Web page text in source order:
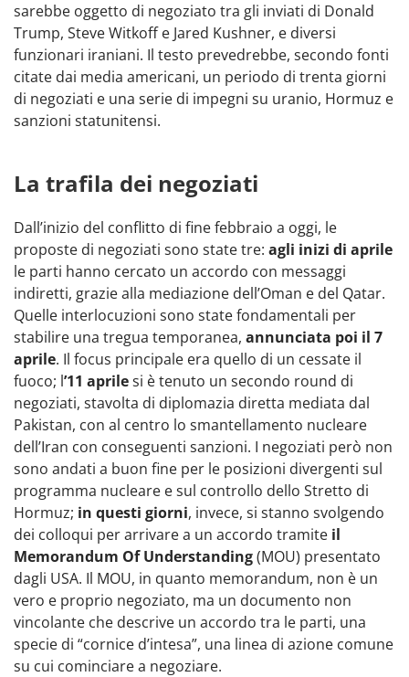
sarebbe oggetto di negoziato tra gli inviati di Donald
Trump, Steve Witkoff e Jared Kushner, e diversi
funzionari iraniani. Il testo prevedrebbe, secondo fonti
citate dai media americani, un periodo di trenta giorni
di negoziati e una serie di impegni su uranio, Hormuz e
sanzioni statunitensi.
La trafila dei negoziati
Dall’inizio del conflitto di fine febbraio a oggi, le
proposte di negoziati sono state tre: agli inizi di aprile
le parti hanno cercato un accordo con messaggi
indiretti, grazie alla mediazione dell’Oman e del Qatar.
Quelle interlocuzioni sono state fondamentali per
stabilire una tregua temporanea, annunciata poi il 7
aprile. Il focus principale era quello di un cessate il
fuoco; l’11 aprilesi è tenuto un secondo round di
negoziati, stavolta di diplomazia diretta mediata dal
Pakistan, con al centro lo smantellamento nucleare
dell’Iran con conseguenti sanzioni. I negoziati però non
sono andati a buon fine per le posizioni divergenti sul
programma nucleare e sul controllo dello Stretto di
Hormuz; in questi giorni, invece, si stanno svolgendo
dei colloqui per arrivare a un accordo tramite il
Memorandum Of Understanding(MOU) presentato
dagli USA. Il MOU, in quanto memorandum, non è un
vero e proprio negoziato, ma un documento non
vincolante che descrive un accordo tra le parti, una
specie di “cornice d’intesa”, una linea di azione comune
su cui cominciare a negoziare.